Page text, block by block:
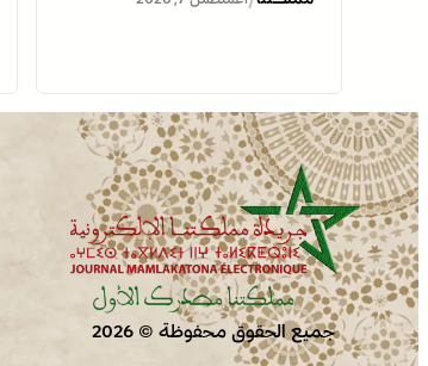
جميع الحقوق محفوظة © 2026